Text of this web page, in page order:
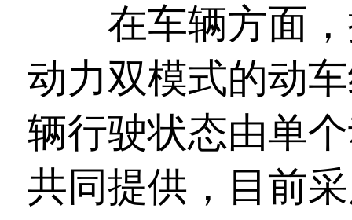
在车辆方面，
动力双模式的动
辆行驶状态由单
共同提供，目前